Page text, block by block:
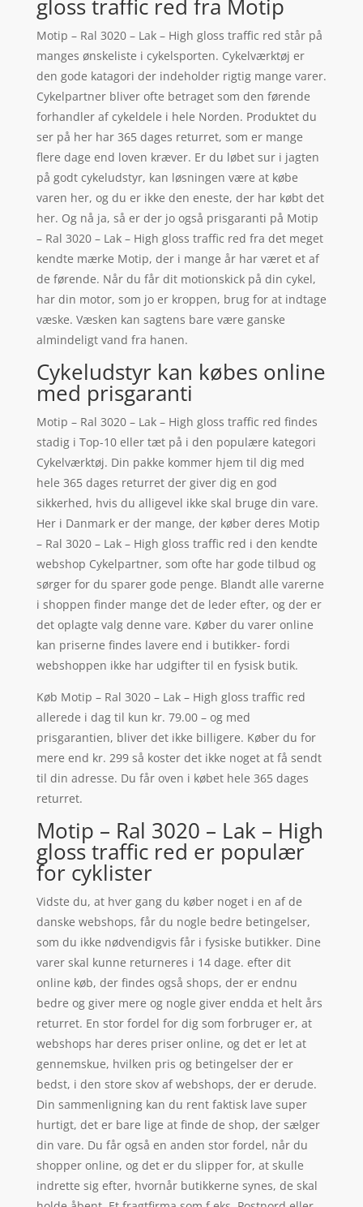
gloss traffic red fra Motip
Motip – Ral 3020 – Lak – High gloss traffic red står på
manges ønskeliste i cykelsporten. Cykelværktøj er
den gode katagori der indeholder rigtig mange varer.
Cykelpartner bliver ofte betraget som den førende
forhandler af cykeldele i hele Norden. Produktet du
ser på her har 365 dages returret, som er mange
flere dage end loven kræver. Er du løbet sur i jagten
på godt cykeludstyr, kan løsningen være at købe
varen her, og du er ikke den eneste, der har købt det
her. Og nå ja, så er der jo også prisgaranti på Motip
– Ral 3020 – Lak – High gloss traffic red fra det meget
kendte mærke Motip, der i mange år har været et af
de førende. Når du får dit motionskick på din cykel,
har din motor, som jo er kroppen, brug for at indtage
væske. Væsken kan sagtens bare være ganske
almindeligt vand fra hanen.
Cykeludstyr kan købes online
med prisgaranti
Motip – Ral 3020 – Lak – High gloss traffic red findes
stadig i Top-10 eller tæt på i den populære kategori
Cykelværktøj. Din pakke kommer hjem til dig med
hele 365 dages returret der giver dig en god
sikkerhed, hvis du alligevel ikke skal bruge din vare.
Her i Danmark er der mange, der køber deres Motip
– Ral 3020 – Lak – High gloss traffic red i den kendte
webshop Cykelpartner, som ofte har gode tilbud og
sørger for du sparer gode penge. Blandt alle varerne
i shoppen finder mange det de leder efter, og der er
det oplagte valg denne vare. Køber du varer online
kan priserne findes lavere end i butikker- fordi
webshoppen ikke har udgifter til en fysisk butik.
Køb Motip – Ral 3020 – Lak – High gloss traffic red
allerede i dag til kun kr. 79.00 – og med
prisgarantien, bliver det ikke billigere. Køber du for
mere end kr. 299 så koster det ikke noget at få sendt
til din adresse. Du får oven i købet hele 365 dages
returret.
Motip – Ral 3020 – Lak – High
gloss traffic red er populær
for cyklister
Vidste du, at hver gang du køber noget i en af de
danske webshops, får du nogle bedre betingelser,
som du ikke nødvendigvis får i fysiske butikker. Dine
varer skal kunne returneres i 14 dage. efter dit
online køb, der findes også shops, der er endnu
bedre og giver mere og nogle giver endda et helt års
returret. En stor fordel for dig som forbruger er, at
webshops har deres priser online, og det er let at
gennemskue, hvilken pris og betingelser der er
bedst, i den store skov af webshops, der er derude.
Din sammenligning kan du rent faktisk lave super
hurtigt, det er bare lige at finde de shop, der sælger
din vare. Du får også en anden stor fordel, når du
shopper online, og det er du slipper for, at skulle
indrette sig efter, hvornår butikkerne synes, de skal